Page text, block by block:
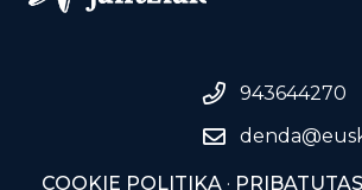
943644270
COOKIE POLITIKA ·